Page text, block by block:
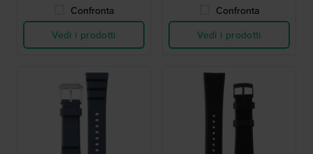
Confronta
Vedi i prodotti
Confronta
Vedi i prodotti